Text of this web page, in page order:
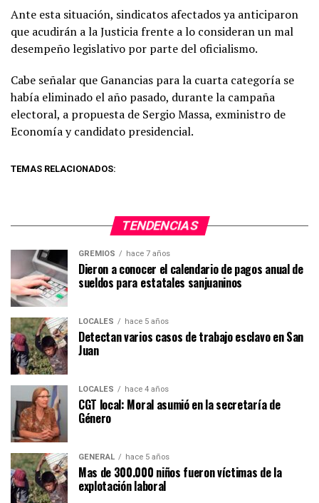
Ante esta situación, sindicatos afectados ya anticiparon
que acudirán a la Justicia frente a lo consideran un mal
desempeño legislativo por parte del oficialismo.
Cabe señalar que Ganancias para la cuarta categoría se
había eliminado el año pasado, durante la campaña
electoral, a propuesta de Sergio Massa, exministro de
Economía y candidato presidencial.
TEMAS RELACIONADOS:
TENDENCIAS
GREMIOS hace 7 años
Dieron a conocer el calendario de pagos anual de
sueldos para estatales sanjuaninos
LOCALES hace 5 años
Detectan varios casos de trabajo esclavo en San
Juan
LOCALES hace 4 años
CGT local: Moral asumió en la secretaría de
Género
GENERAL hace 5 años
Mas de 300.000 niños fueron víctimas de la
explotación laboral